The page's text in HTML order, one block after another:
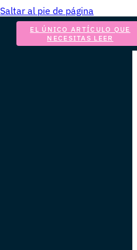
Saltar al pie de página
EL ÚNICO ARTÍCULO QUE
NECESITAS LEER